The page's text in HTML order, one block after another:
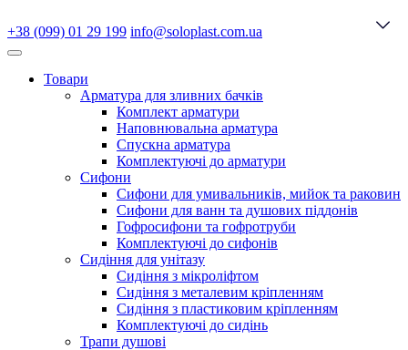
+38 (099) 01 29 199 info@soloplast.com.ua
Товари
Арматура для зливних бачків
Комплект арматури
Наповнювальна арматура
Спускна арматура
Комплектуючі до арматури
Сифони
Сифони для умивальників, мийок та раковин
Сифони для ванн та душових піддонів
Гофросифони та гофротруби
Комплектуючі до сифонів
Сидіння для унітазу
Сидіння з мікроліфтом
Сидіння з металевим кріпленням
Сидіння з пластиковим кріпленням
Комплектуючі до сидінь
Трапи душові